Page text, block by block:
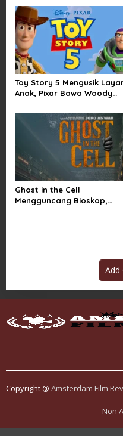
o
n
Sayang dan Bakti kepada
Orang Tua
Toy Story 5 Mengusik
Anak, Pixar Bawa Woody
Ghost in the Cell
Mengguncang Bioskop,
Add
Copyright @ Amsterdam Film
Non